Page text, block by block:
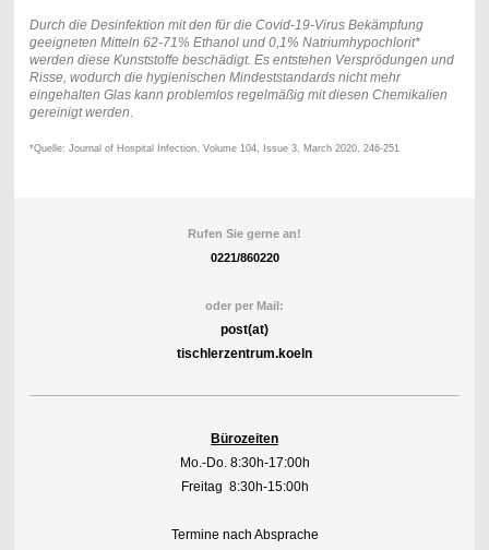
Durch die Desinfektion mit den für die Covid-19-Virus Bekämpfung
geeigneten Mitteln 62-71% Ethanol und 0,1% Natriumhypochlorit*
werden diese Kunststoffe beschädigt. Es entstehen Versprödungen und
Risse, wodurch die hygienischen Mindeststandards nicht mehr
eingehalten Glas kann problemlos regelmäßig mit diesen Chemikalien
gereinigt werden.
*Quelle: Journal of Hospital Infection, Volume 104, Issue 3, March 2020, 246-251
Rufen Sie gerne an!
0221/860220
oder per Mail:
post(at)
tischlerzentrum.koeln
Bürozeiten
Mo.-Do. 8:30h-17:00h
Freitag 8:30h-15:00h
Termine nach Absprache